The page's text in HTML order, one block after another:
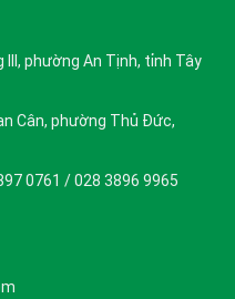
III, phường An Tịnh, tỉnh Tây
Cân, phường Thủ Đức,
0761 / 028 3896 9965